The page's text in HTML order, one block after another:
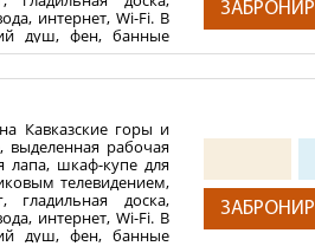
и косметическими
по системе MAYRVEDA
Аюрведе, врача-косметолога,
занятия, занятия в
включены MAYRVEDA
кулинарные и кондитерские
программы (на выбор гостя).
интернет, Wi-Fi. В
душ, фен, банные
На полу в
Кавказские горы и
выделенная рабочая
лапа, шкаф-купе для
телевидением,
гладильная доска,
интернет, Wi-Fi. В
душ, фен, банные